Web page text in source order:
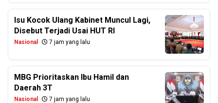
Isu Kocok Ulang Kabinet Muncul Lagi,
Disebut Terjadi Usai HUT RI
Nasional 7 jam yang lalu
MBG Prioritaskan Ibu Hamil dan
Daerah 3T
Nasional 7 jam yang lalu